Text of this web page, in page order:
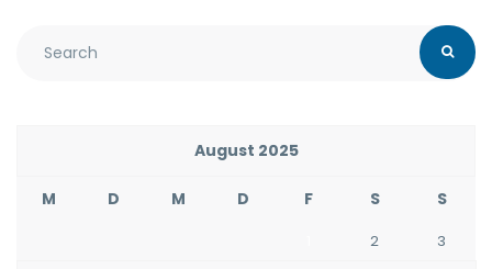
August 2025
M D M D F S S
2
3